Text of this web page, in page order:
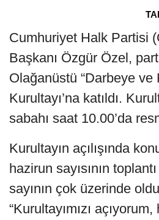
Cumhuriyet Halk Partisi
Başkanı Özgür Özel,
Olağanüstü “Darbeye ve
Kurultayı’na katıldı.
sabahı saat 10.00’da
Kurultayın açılışında
hazirun sayısının
sayının çok üzerinde
“Kurultayımızı